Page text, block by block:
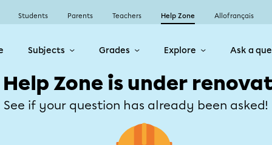
Students Parents Teachers Help Zone Allofrançais
Subjects Grades Explore Ask a
Help Zone is under
See if your question has already been asked!